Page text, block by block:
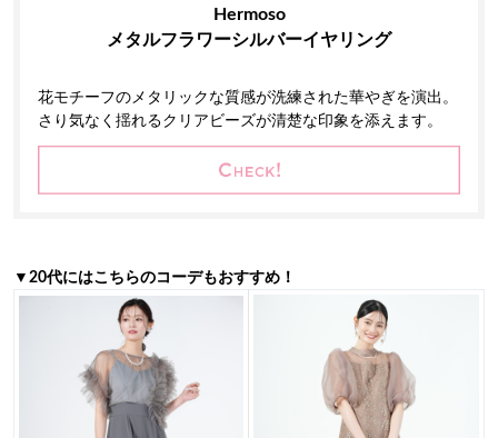
Hermoso
メタルフラワーシルバーイヤリング
花モチーフのメタリックな質感が洗練された華やぎを演出。
さり気なく揺れるクリアビーズが清楚な印象を添えます。
▼20代にはこちらのコーデもおすすめ！